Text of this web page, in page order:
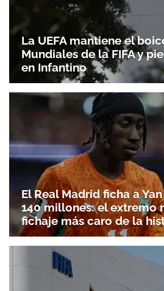
La UEFA mantiene el
Mundiales de la FIFA y
en Infantino
El Real Madrid ficha a
140 millones: el extremo
fichaje más caro de la